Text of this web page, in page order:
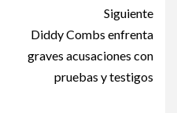
Siguiente
Diddy Combs enfrenta
graves acusaciones con
pruebas y testigos